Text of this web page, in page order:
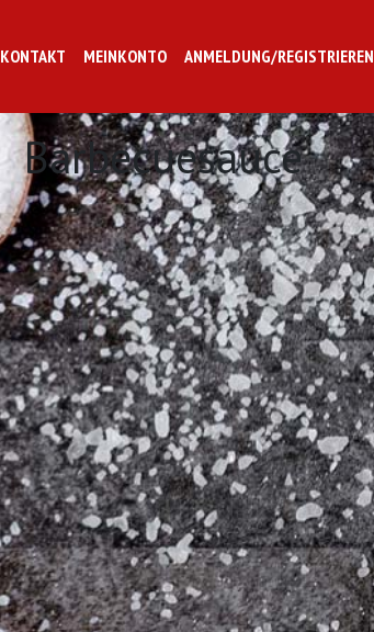
KONTAKT MEINKONTO ANMELDUNG/REGISTRIEREN
Barbecuesauce